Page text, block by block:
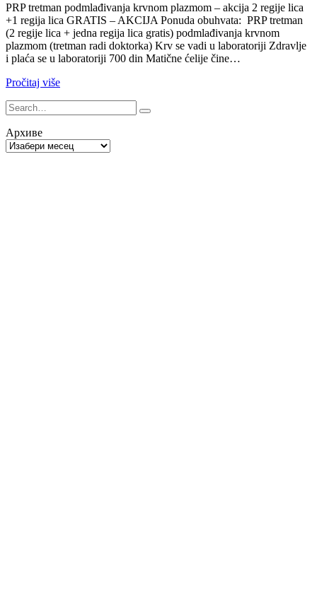
PRP tretman podmlađivanja krvnom plazmom – akcija 2 regije lica
+1 regija lica GRATIS – AKCIJA Ponuda obuhvata: PRP tretman
(2 regije lica + jedna regija lica gratis) podmlađivanja krvnom
plazmom (tretman radi doktorka) Krv se vadi u laboratoriji Zdravlje
i plaća se u laboratoriji 700 din Matične ćelije čine…
Pročitaj više
Архиве